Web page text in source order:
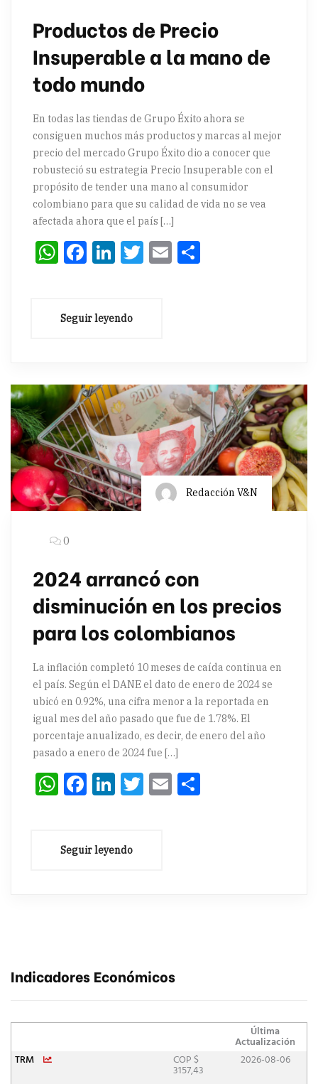
Productos de Precio
Insuperable a la mano de
todo mundo
En todas las tiendas de Grupo Éxito ahora se
consiguen muchos más productos y marcas al mejor
precio del mercado Grupo Éxito dio a conocer que
robusteció su estrategia Precio Insuperable con el
propósito de tender una mano al consumidor
colombiano para que su calidad de vida no se vea
afectada ahora que el país […]
WhatsApp
Facebook
LinkedIn
Twitter
Email
Redacción V&N
0
2024 arrancó con
disminución en los precios
para los colombianos
La inflación completó 10 meses de caída continua en
el país. Según el DANE el dato de enero de 2024 se
ubicó en 0.92%, una cifra menor a la reportada en
igual mes del año pasado que fue de 1.78%. El
porcentaje anualizado, es decir, de enero del año
pasado a enero de 2024 fue […]
WhatsApp
Facebook
LinkedIn
Twitter
Email
Indicadores Económicos